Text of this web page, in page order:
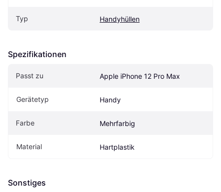
Typ Handyhüllen
Spezifikationen
Passt zu Apple iPhone 12 Pro Max
Gerätetyp Handy
Farbe Mehrfarbig
Material Hartplastik
Sonstiges